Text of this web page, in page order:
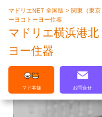
マド
マドリエNET 全国版> 関東（東
ーヨコトーヨー住器
マドリエ横浜港
ヨー住器
マド本舗 お問合せ